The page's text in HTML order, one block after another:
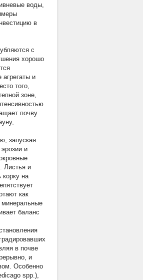
воды,
в
с
хорошо
и
того,
зоне,
почву
запуская
и
Листья и
на
как
минеральные
баланс
в почве
и
Особенно
spp.),